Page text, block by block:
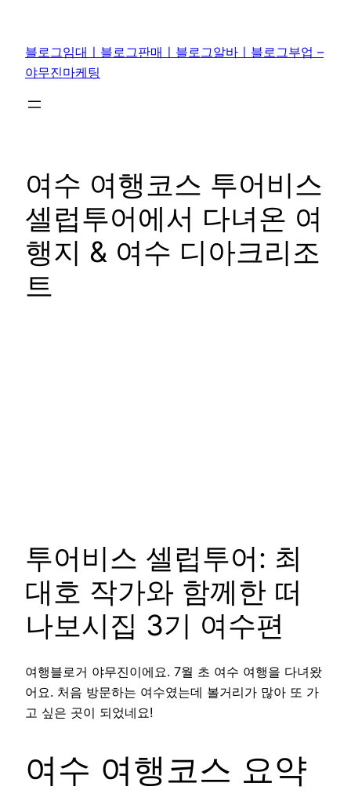
블로그임대ㅣ블로그판매ㅣ블로그알바ㅣ블로그부업 –
야무진마케팅
여수 여행코스 투어비스
셀럽투어에서 다녀온 여
행지 & 여수 디아크리조
트
투어비스 셀럽투어: 최
대호 작가와 함께한 떠
나보시집 3기 여수편
여행블로거 야무진이에요. 7월 초 여수 여행을 다녀왔
어요. 처음 방문하는 여수였는데 볼거리가 많아 또 가
고 싶은 곳이 되었네요!
여수 여행코스 요약